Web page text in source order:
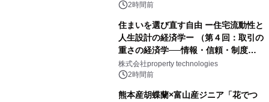
2時間前
住まいを選び直す自由 ー住宅流動性と
人生設計の経済学ー （第４回：取引の
重さの経済学──情報・信頼・制度を
PropTechはどう組み替えるか）｜
PropTech-Lab
株式会社property technologies
2時間前
熊本産胡蝶蘭×富山産ジニア「花でつ